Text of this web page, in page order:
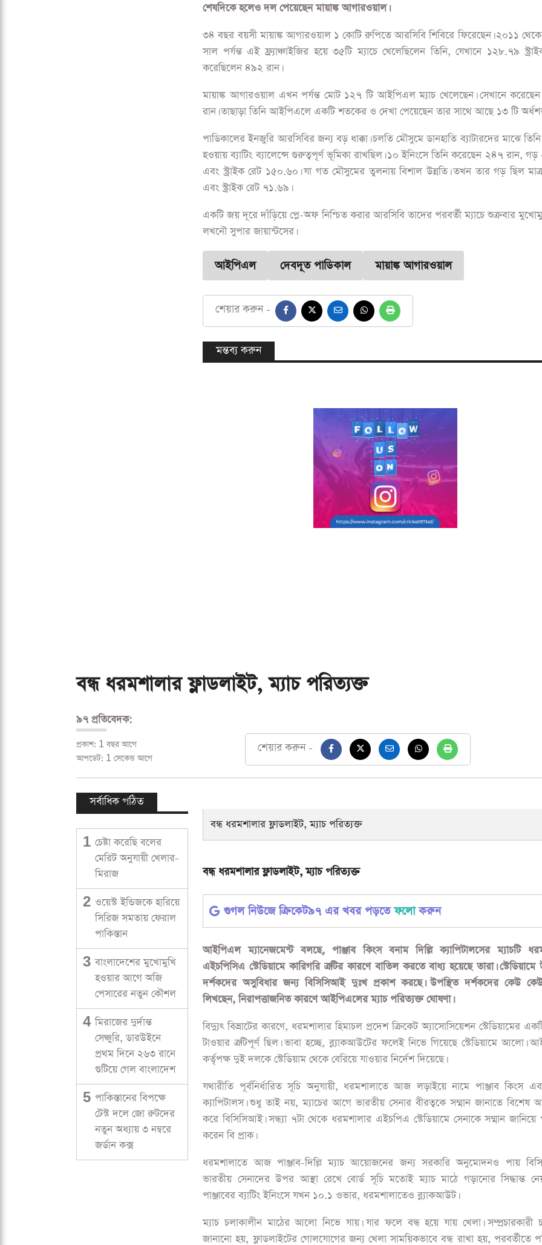
শেষদিকে হলেও দল পেয়েছেন মায়াঙ্ক আগারওয়াল।
৩৪ বছর বয়সী মায়াঙ্ক আগারওয়াল ১ কোটি রুপিতে আরসিবি শিবিরে ফিরেছেন। ২০১১
সাল পর্যন্ত এই ফ্র্যাঞ্চাইজির হয়ে ৩৫টি ম্যাচে খেলেছিলেন তিনি, যেখানে ১২৮.৭৯
করেছিলেন ৪৯২ রান।
মায়াঙ্ক আগারওয়াল এখন পর্যন্ত মোট ১২৭ টি আইপিএল ম্যাচ খেলেছেন। সেখানে
রান। তাছাড়া তিনি আইপিএলে একটি শতকের ও দেখা পেয়েছেন তার সাথে আছে ১৩ টি
পাডিকালের ইনজুরি আরসিবির জন্য বড় ধাক্কা। চলতি মৌসুমে ডানহাতি ব্যাটারদের মাঝে তিনি
হওয়ায় ব্যাটিং ব্যালেন্সে গুরুত্বপূর্ণ ভূমিকা রাখছিল। ১০ ইনিংসে তিনি করেছেন ২৪৭ রান,
এবং স্ট্রাইক রেট ১৫০.৬০। যা গত মৌসুমের তুলনায় বিশাল উন্নতি। তখন তার গড় ছিল
এবং স্ট্রাইক রেট ৭১.৬৯।
একটি জয় দূরে দাঁড়িয়ে প্লে-অফ নিশ্চিত করার আরসিবি তাদের পরবর্তী ম্যাচে শুক্রবার
লখনৌ সুপার জায়ান্টসের।
আইপিএল দেবদূত পাডিকাল মায়াঙ্ক আগারওয়াল
শেয়ার করুন -
মন্তব্য করুন
বন্ধ ধরমশালার ফ্লাডলাইট, ম্যাচ পরিত্যক্ত
৯৭ প্রতিবেদক:
প্রকাশ: 1 বছর আগে
আপডেট: 1 সেকেন্ড আগে
শেয়ার করুন -
সর্বাধিক পঠিত
1 চেষ্টা করেছি বলের
মেরিট অনুযায়ী খেলার-
মিরাজ
2 ওয়েস্ট ইন্ডিজকে হারিয়ে
সিরিজ সমতায় ফেরাল
পাকিস্তান
3 বাংলাদেশের মুখোমুখি
হওয়ার আগে অজি
পেসারের নতুন কৌশল
4 মিরাজের দুর্দান্ত
সেঞ্চুরি, ডারউইনে
প্রথম দিনে ২৬৩ রানে
গুটিয়ে গেল বাংলাদেশ
5 পাকিস্তানের বিপক্ষে
টেস্ট দলে জো রুটদের
নতুন অধ্যায় ৩ নম্বরে
জর্ডান কক্স
বন্ধ ধরমশালার ফ্লাডলাইট, ম্যাচ পরিত্যক্ত
বন্ধ ধরমশালার ফ্লাডলাইট, ম্যাচ পরিত্যক্ত
গুগল নিউজে ক্রিকেট৯৭ এর খবর পড়তেফলোকরুন
আইপিএল ম্যানেজমেন্ট বলছে, পাঞ্জাব কিংস বনাম দিল্লি ক্যাপিটালসের ম্যাচটি
এইচপিসিএ স্টেডিয়ামে কারিগরি ত্রুটির কারণে বাতিল করতে বাধ্য হয়েছে তারা। স্টেডিয়ামে
দর্শকদের অসুবিধার জন্য বিসিসিআই দুঃখ প্রকাশ করছে। উপস্থিত দর্শকদের কেউ
লিখছেন, নিরাপত্তাজনিত কারণে আইপিএলের ম্যাচ পরিত্যক্ত ঘোষণা।
বিদ্যুৎ বিভ্রাটের কারণে, ধরমশালার হিমাচল প্রদেশ ক্রিকেট অ্যাসোসিয়েশন স্টেডিয়ামের
টাওয়ার ত্রুটিপূর্ণ ছিল। ভাবা হচ্ছে, ব্ল্যাকআউটের ফলেই নিভে গিয়েছে স্টেডিয়ামে আলো।